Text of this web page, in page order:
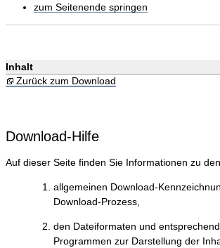
zum Seitenende springen
Inhalt
Zurück zum Download
Download-Hilfe
Auf dieser Seite finden Sie Informationen zu den
allgemeinen Download-
Download-Prozess,
den Dateiformaten und
Programmen zur Darstellung der